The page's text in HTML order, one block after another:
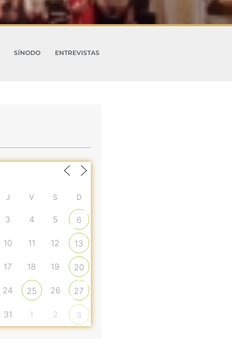
SÍNODO
ENTREVISTAS
J V S D
3 4 5 6
10 11 12 13
17 18 19 20
24 25 26 27
31 1 2 3